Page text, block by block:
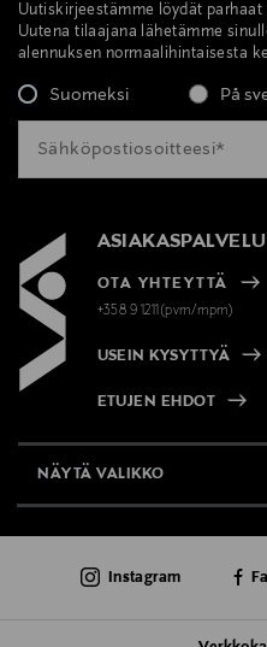
Uutiskirjeestämme löydät
Uutena tilaajana lähetämme
alennuksen normaalihintaisesta
Suomeksi På
ASIAKASPALVELU
OTA YHTEYTTÄ
+358 9 1211(pvm/mpm)
USEIN KYSYTTYÄ
ETUJEN EHDOT
NÄYTÄ VALIKKO
AJANKOHTAISTA
Instagram